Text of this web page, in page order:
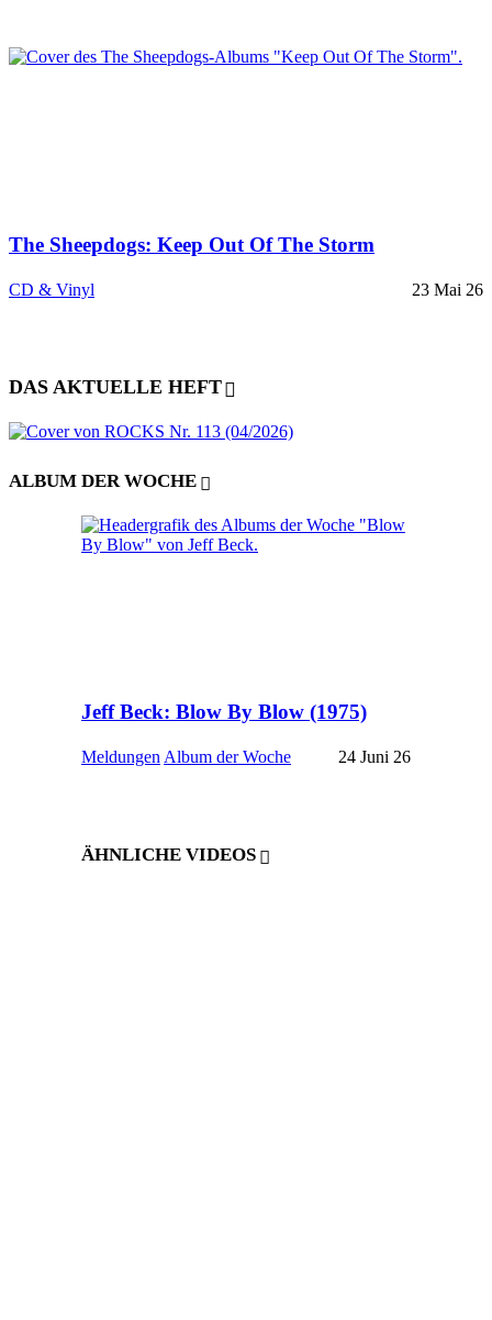
The Sheepdogs: Keep Out Of The Storm
CD & Vinyl 23 Mai 26
DAS AKTUELLE HEFT
ALBUM DER WOCHE
Jeff Beck: Blow By Blow (1975)
Meldungen Album der Woche 24 Juni 26
ÄHNLICHE VIDEOS